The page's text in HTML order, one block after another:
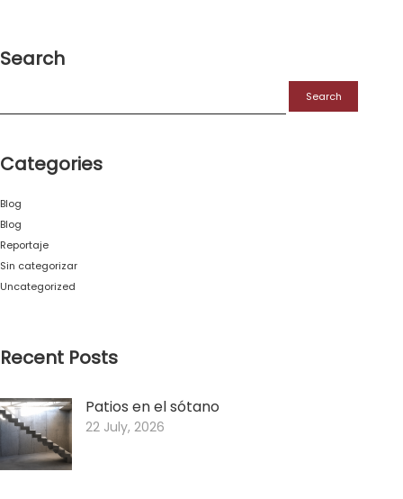
Search
Categories
Blog
Blog
Reportaje
Sin categorizar
Uncategorized
Recent Posts
Patios en el sótano
22 July, 2026